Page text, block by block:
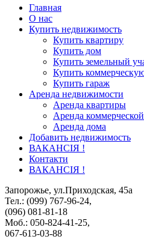
Главная
О нас
Купить недвижимость
Купить квартиру
Купить дом
Купить земельный
Купить
Купить гараж
Аренда недвижимости
Аренда квартиры
Аренда
Аренда дома
Добавить недвижимость
ВАКАНСІЯ !
Контакти
ВАКАНСІЯ !
Запорожье, ул.Приходская, 45а
Тел.: (099) 767-96-24,
(096) 081-81-18
Моб.: 050-824-41-25,
067-613-03-88